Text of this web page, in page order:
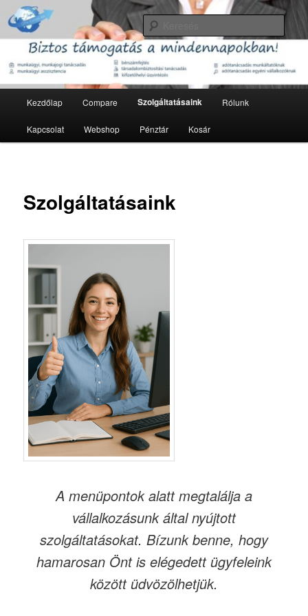
Tovább
az
elsődleges
tartalomraOffix Europe Kft.
Munkajog, munkaügy, adózás, könyvelés
Kezdőlap Compare Szolgáltatásaink Rólunk
Kapcsolat Webshop Pénztár Kosár
Szolgáltatásaink
A menüpontok alatt megtalálja a
vállalkozásunk által nyújtott
szolgáltatásokat. Bízunk benne, hogy
hamarosan Önt is elégedett ügyfeleink
között üdvözölhetjük.